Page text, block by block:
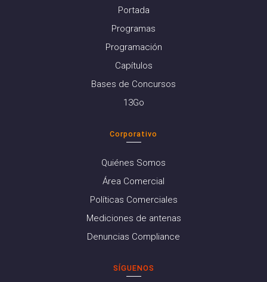
Portada
Programas
Programación
Capítulos
Bases de Concursos
13Go
Corporativo
Quiénes Somos
Área Comercial
Políticas Comerciales
Mediciones de antenas
Denuncias Compliance
SÍGUENOS